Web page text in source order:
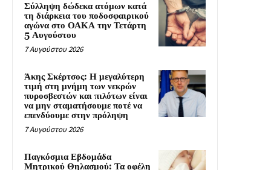
Σύλληψη δώδεκα ατόμων κατά
τη διάρκεια του ποδοσφαιρικού
αγώνα στο ΟΑΚΑ την Τετάρτη
5 Αυγούστου
7 Αυγούστου 2026
Άκης Σκέρτσος: Η μεγαλύτερη
τιμή στη μνήμη των νεκρών
πυροσβεστών και πιλότων είναι
να μην σταματήσουμε ποτέ να
επενδύουμε στην πρόληψη
7 Αυγούστου 2026
Παγκόσμια Εβδομάδα
Μητρικού Θηλασμού: Τα οφέλη